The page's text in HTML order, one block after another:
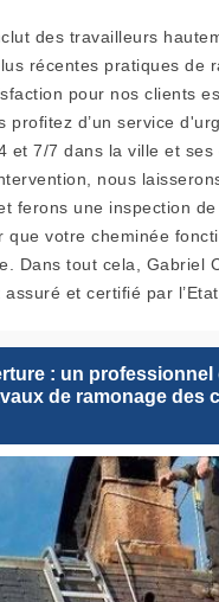
des travailleurs
récentes pratiques de
pour nos clients
profitez d’un service
et 7/7 dans la ville et ses
nous
ferons une inspection
que votre cheminée
Dans tout cela, Gabriel
et certifié par
: un professionnel
de ramonage des